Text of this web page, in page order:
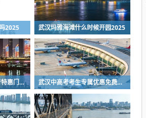
2025 武汉玛雅海滩什么时候开园2025
2025武汉欢乐谷中高考特惠门票最新消息 武汉中高考考生专属优惠免费合集2025（持续更新中）